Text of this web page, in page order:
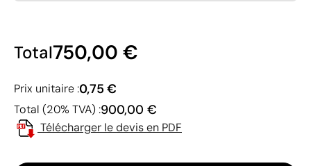
Total750,00 €
Prix unitaire :0,75 €
Total (20% TVA) :900,00 €
Télécharger le devis en PDF